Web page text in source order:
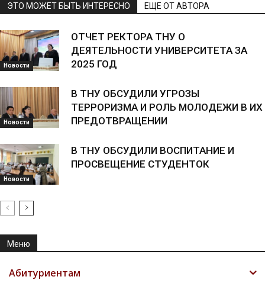
ЭТО МОЖЕТ БЫТЬ ИНТЕРЕСНО ЕЩЕ ОТ АВТОРА
Новости
ОТЧЕТ РЕКТОРА ТНУ О
ДЕЯТЕЛЬНОСТИ УНИВЕРСИТЕТА ЗА
2025 ГОД
Новости
В ТНУ ОБСУДИЛИ УГРОЗЫ
ТЕРРОРИЗМА И РОЛЬ МОЛОДЕЖИ В ИХ
ПРЕДОТВРАЩЕНИИ
Новости
В ТНУ ОБСУДИЛИ ВОСПИТАНИЕ И
ПРОСВЕЩЕНИЕ СТУДЕНТОК
Меню
Абитуриентам